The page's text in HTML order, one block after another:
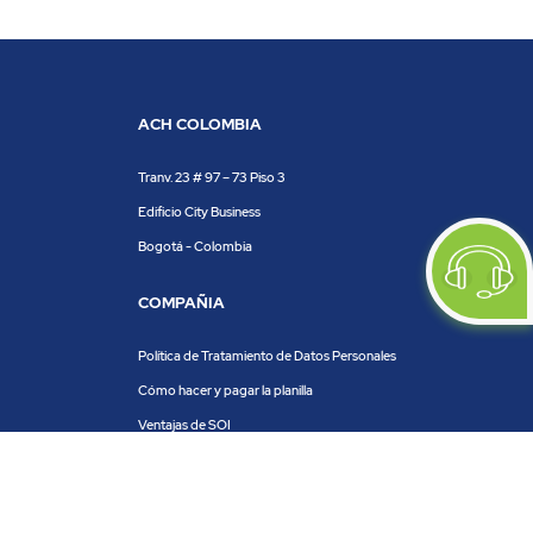
ACH COLOMBIA
Tranv. 23 # 97 – 73 Piso 3
Edificio City Business
Bogotá - Colombia
COMPAÑIA
Política de Tratamiento de Datos Personales
Cómo hacer y pagar la planilla
Ventajas de SOI